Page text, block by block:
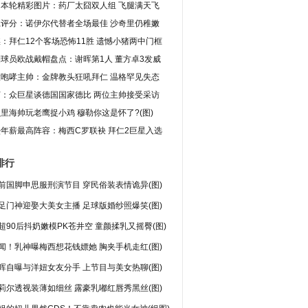
轮精彩图片：药厂太囧双人组 飞腿满天飞
分：诺伊尔代替者全场最佳 沙奇里仍稚嫩
拜仁12个客场恐怖11胜 遗憾小猪两中门框
员欧战戴帽盘点：谢晖第1人 董方卓3发威
哮主帅：金牌教头狂吼拜仁 温格罕见失态
众巨星谈德国国家德比 两位主帅接受采访
海帅玩老鹰捉小鸡 穆勒你这是怀了?(图)
薪最高阵容：梅西C罗联袂 拜仁2巨星入选
行
国脚申思服刑演节目 穿民俗装表情诡异(图)
门神迎娶大美女主播 足球版婚纱照爆笑(图)
90后抖奶嫩模PK苍井空 童颜揉乳又摇臀(图)
！乳神曝梅西想花钱嫖她 胸夹手机走红(图)
自曝与洋妞女友分手 上节目与美女热聊(图)
尔透视装薄如细丝 露豪乳嘟红唇秀黑丝(图)